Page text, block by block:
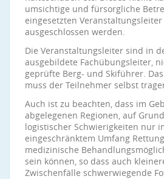
umsichtige und fürsorgliche
eingesetzten
ausgeschlossen werden.
Die Veranstaltungsleiter sind in
ausgebildete Fachübungsleiter,
geprüfte Berg- und Skiführer.
muss der Teilnehmer selbst
Auch ist zu beachten, dass im
abgelegenen Regionen, auf
logistischer Schwierigkeiten nur
eingeschränktem Umfang
medizinische
sein können, so dass auch
Zwischenfälle schwerwiegende